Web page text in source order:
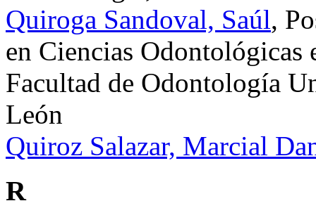
Quiroga Sandoval, Saúl,
en Ciencias Odontológicas
Facultad de Odontología
León
Quiroz Salazar, Marcial
R